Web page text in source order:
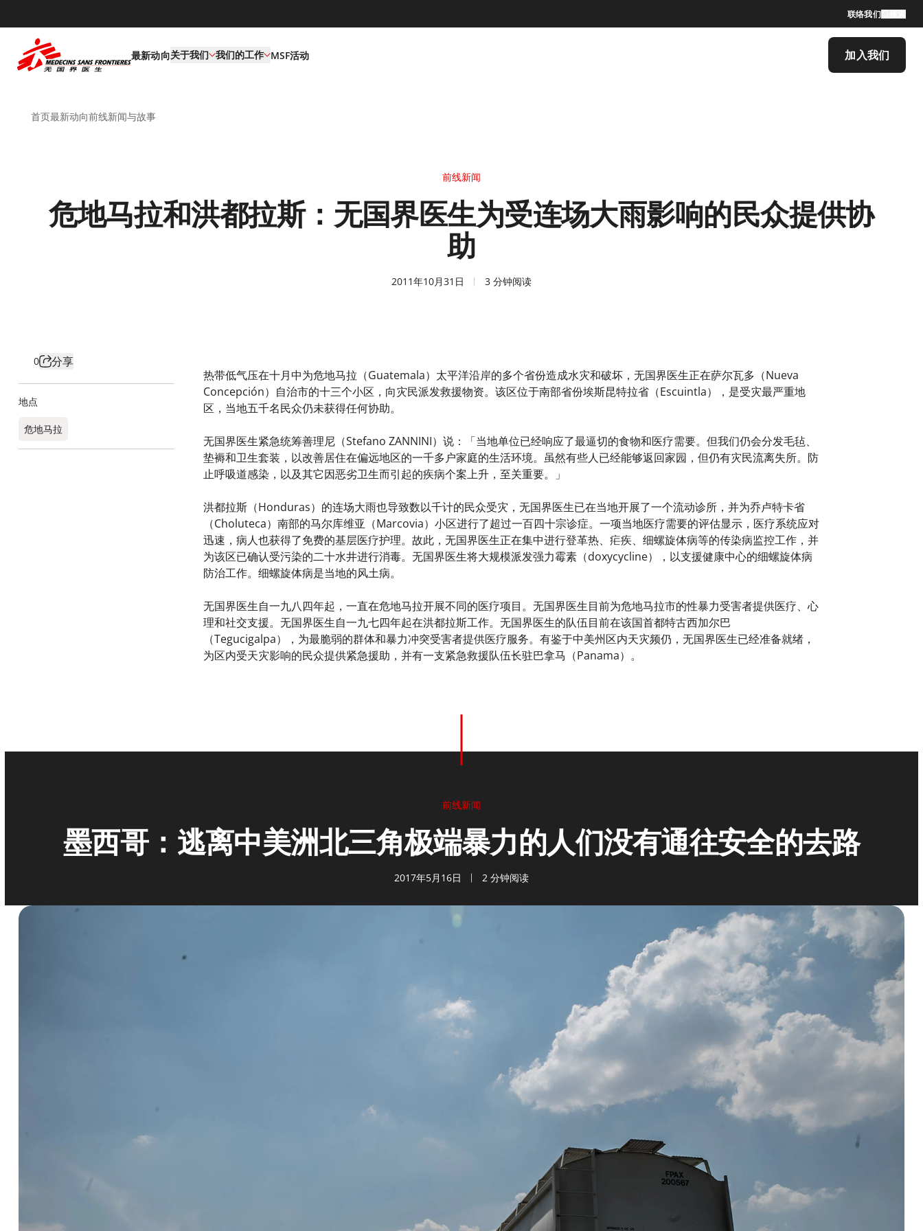
联络我们
最新动向关于我们 我们的工作 MSF活动 加入我们
首页最新动向前线新闻与故事
前线新闻
危地马拉和洪都拉斯：无国界医生为受连场大雨影响的民众提供协
助
2011年10月31日 3 分钟阅读
0 分享
地点
危地马拉
热带低气压在十月中为危地马拉（Guatemala）太平洋沿岸的多个省份造成水灾和破坏，无国界医生正在萨尔瓦多（Nueva
Concepción）自治市的十三个小区，向灾民派发救援物资。该区位于南部省份埃斯昆特拉省（Escuintla），是受灾最严重地
区，当地五千名民众仍未获得任何协助。
无国界医生紧急统筹善理尼（Stefano ZANNINI）说：「当地单位已经响应了最逼切的食物和医疗需要。但我们仍会分发毛毡、
垫褥和卫生套装，以改善居住在偏远地区的一千多户家庭的生活环境。虽然有些人已经能够返回家园，但仍有灾民流离失所。防
止呼吸道感染，以及其它因恶劣卫生而引起的疾病个案上升，至关重要。」
洪都拉斯（Honduras）的连场大雨也导致数以千计的民众受灾，无国界医生已在当地开展了一个流动诊所，并为乔卢特卡省
（Choluteca）南部的马尔库维亚（Marcovia）小区进行了超过一百四十宗诊症。一项当地医疗需要的评估显示，医疗系统应对
迅速，病人也获得了免费的基层医疗护理。故此，无国界医生正在集中进行登革热、疟疾、细螺旋体病等的传染病监控工作，并
为该区已确认受污染的二十水井进行消毒。无国界医生将大规模派发强力霉素（doxycycline），以支援健康中心的细螺旋体病
防治工作。细螺旋体病是当地的风土病。
无国界医生自一九八四年起，一直在危地马拉开展不同的医疗项目。无国界医生目前为危地马拉市的性暴力受害者提供医疗、心
理和社交支援。无国界医生自一九七四年起在洪都拉斯工作。无国界医生的队伍目前在该国首都特古西加尔巴
（Tegucigalpa），为最脆弱的群体和暴力冲突受害者提供医疗服务。有鉴于中美州区内天灾频仍，无国界医生已经准备就绪，
为区内受天灾影响的民众提供紧急援助，并有一支紧急救援队伍长驻巴拿马（Panama）。
前线新闻
墨西哥：逃离中美洲北三角极端暴力的人们没有通往安全的去路
2017年5月16日 2 分钟阅读